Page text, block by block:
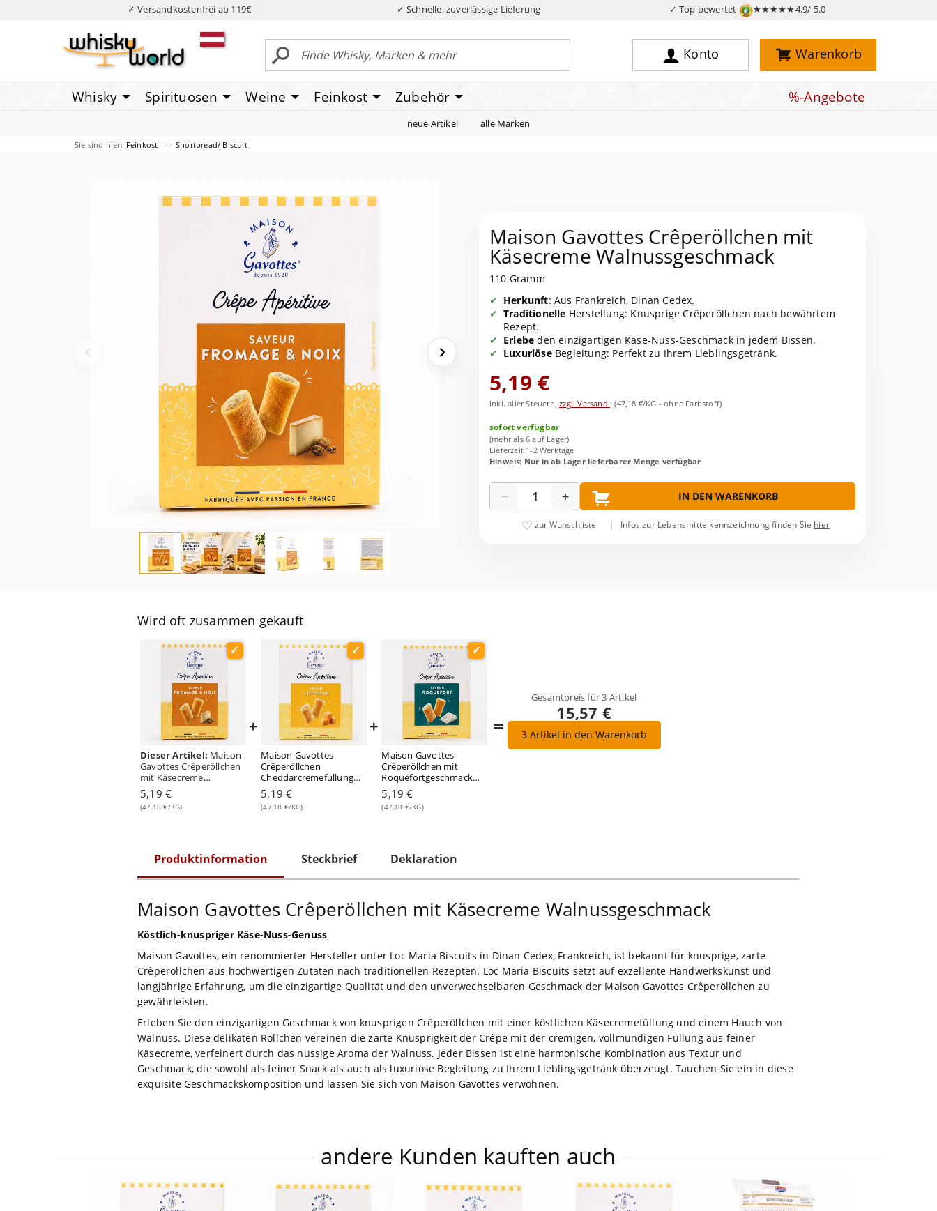
✓ Versandkostenfrei ab 119€ ✓ Schnelle, zuverlässige Lieferung ✓ Top bewertet ★★★★★4.9/ 5.0
Konto Warenkorb
Whisky Spirituosen Weine Feinkost Zubehör %-Angebote
neue Artikel alle Marken
Sie sind hier: Feinkost Shortbread/ Biscuit
Maison Gavottes Crêperöllchen mit
Käsecreme Walnussgeschmack
110 Gramm
Herkunft: Aus Frankreich, Dinan Cedex.
Traditionelle Herstellung: Knusprige Crêperöllchen nach bewährtem
Rezept.
Erlebe den einzigartigen Käse-Nuss-Geschmack in jedem Bissen.
LuxuriöseBegleitung: Perfekt zu Ihrem Lieblingsgetränk.
5,19 €
inkl. aller Steuern,zzgl. Versand ·(47,18 €/KG - ohne Farbstoff)
sofort verfügbar
(mehr als 6 auf Lager)
Lieferzeit 1-2 Werktage
Hinweis: Nur in ab Lager lieferbarer Menge verfügbar
− + IN DEN WARENKORB
zur Wunschliste Infos zur Lebensmittelkennzeichnung finden Sie hier
Wird oft zusammen gekauft
Dieser Artikel: Maison
Gavottes Crêperöllchen
mit Käsecreme
Walnussgeschmack 110
Gramm
5,19 €
(47,18 €/KG)
+
Maison Gavottes
Crêperöllchen
Cheddarcremefüllung
110 Gramm
5,19 €
(47,18 €/KG)
+
Maison Gavottes
Crêperöllchen mit
Roquefortgeschmack
110 Gramm
5,19 €
(47,18 €/KG)
=
Gesamtpreis für3 Artikel
15,57 €
3Artikel in den Warenkorb
Produktinformation Steckbrief Deklaration
Maison Gavottes Crêperöllchen mit Käsecreme Walnussgeschmack
Köstlich-knuspriger Käse-Nuss-Genuss
Maison Gavottes, ein renommierter Hersteller unter Loc Maria Biscuits in Dinan Cedex, Frankreich, ist bekannt für knusprige, zarte
Crêperöllchen aus hochwertigen Zutaten nach traditionellen Rezepten. Loc Maria Biscuits setzt auf exzellente Handwerkskunst und
langjährige Erfahrung, um die einzigartige Qualität und den unverwechselbaren Geschmack der Maison Gavottes Crêperöllchen zu
gewährleisten.
Erleben Sie den einzigartigen Geschmack von knusprigen Crêperöllchen mit einer köstlichen Käsecremefüllung und einem Hauch von
Walnuss. Diese delikaten Röllchen vereinen die zarte Knusprigkeit der Crêpe mit der cremigen, vollmundigen Füllung aus feiner
Käsecreme, verfeinert durch das nussige Aroma der Walnuss. Jeder Bissen ist eine harmonische Kombination aus Textur und
Geschmack, die sowohl als feiner Snack als auch als luxuriöse Begleitung zu Ihrem Lieblingsgetränk überzeugt. Tauchen Sie ein in diese
exquisite Geschmackskomposition und lassen Sie sich von Maison Gavottes verwöhnen.
andere Kunden kauften auch